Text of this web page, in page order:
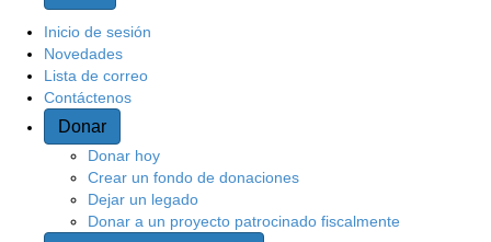
Inicio de sesión
Novedades
Lista de correo
Contáctenos
Donar
Donar hoy
Crear un fondo de donaciones
Dejar un legado
Donar a un proyecto patrocinado fiscalmente